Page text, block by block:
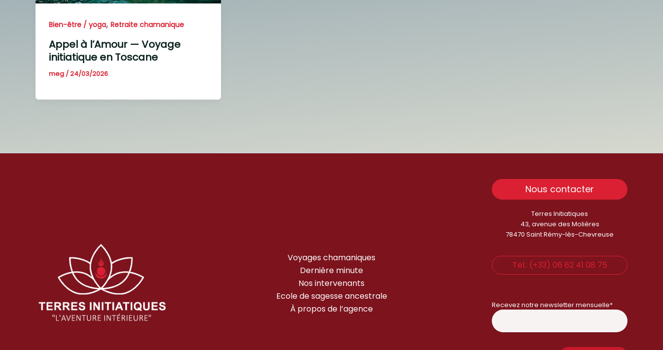
Bien-être / yoga, Retraite chamanique
Appel à l’Amour — Voyage
initiatique en Toscane
meg /24/03/2026
Voyages chamaniques
Dernière minute
Nos intervenants
Ecole de sagesse ancestrale
À propos de l’agence
Nous contacter
Terres Initiatiques
43, avenue des Molières
78470 Saint Rémy-lès-Chevreuse
Tel.: (+33) 06 62 41 08 75
Recevez notre newsletter mensuelle*